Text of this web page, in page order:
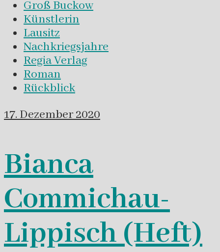
Groß Buckow
Künstlerin
Lausitz
Nachkriegsjahre
Regia Verlag
Roman
Rückblick
17. Dezember 2020
Bianca
Commichau-
Lippisch (Heft)